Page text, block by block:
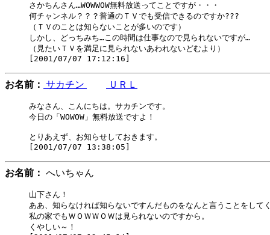
さかちんさん…WOWWOW無料放送ってことですが・・・
何チャンネル？？？普通のＴＶでも受信できるのですか???
（ＴＶのことは知らないことが多いのです）
しかし、どっちみち…この時間は仕事なので見られないですが…
（見たいＴＶを満足に見られないあわれないどむより）
お名前： サカチン ＵＲＬ
みなさん、こんにちは。サカチンです。
今日の「WOWOW」無料放送ですよ！
とりあえず、お知らせしておきます。
お名前： へいちゃん
山下さん！
ああ、知らなければ知らないですんだものをなんと言うことをして
私の家でもＷＯＷＷＯＷは見られないのですから。
くやしい～！